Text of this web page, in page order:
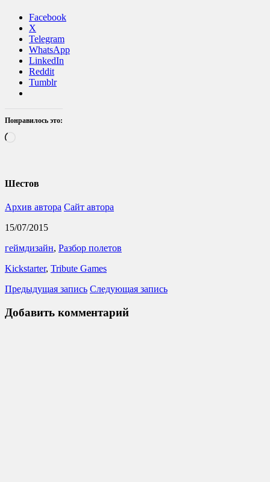
Facebook
X
Telegram
WhatsApp
LinkedIn
Reddit
Tumblr
Понравилось это:
Шестов
Архив автора Сайт автора
15/07/2015
геймдизайн, Разбор полетов
Kickstarter, Tribute Games
Предыдущая запись Следующая запись
Добавить комментарий